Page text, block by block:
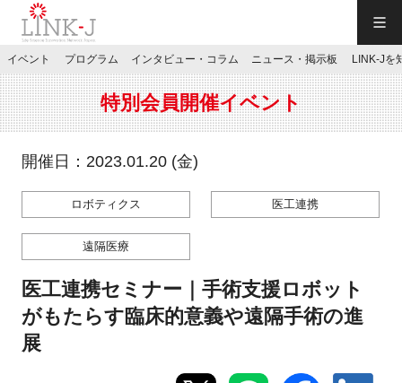
JP／EN
特別会員専用メニュー
お問い合わせ
イベント プログラム インタビュー・コラム ニュース・掲示板 LINK-Jを
特別会員開催イベント
開催日：2023.01.20 (金)
ロボティクス 医工連携
遠隔医療
医工連携セミナー｜手術支援ロボット
がもたらす臨床的意義や遠隔手術の進
展